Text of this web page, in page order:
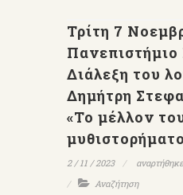
Τρίτη 7
Διάλεξη του
Δημήτρη
«Το μέλλον
2 / 11 / 2023
Αναζήτηση